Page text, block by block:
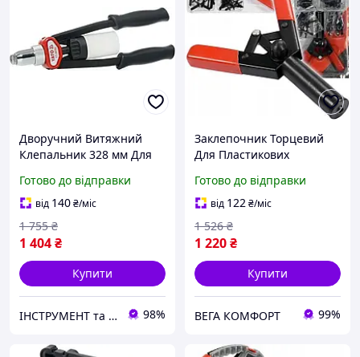
Дворучний Витяжний
Клепальник 328 мм Для
мм YATO (YT-36092)
Готово до відправки
від 140₴/міс
1 404₴
1 755 ₴
Купити
ІНСТРУМЕНТ та МЕТИЗИ 98%
Заклепочник Торцевий
Для Пластикових
Готово до відправки
від 122₴/міс
1 220₴
1 526 ₴
Купити
ВЕГА КОМФОРТ 99%